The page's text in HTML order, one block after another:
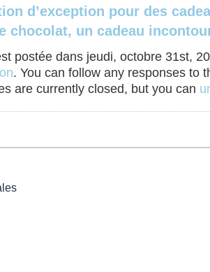
d’exception pour des
chocolat, un cadeau
postée dans jeudi, octobre 31st,
. You can follow any responses to
are currently closed, but you can